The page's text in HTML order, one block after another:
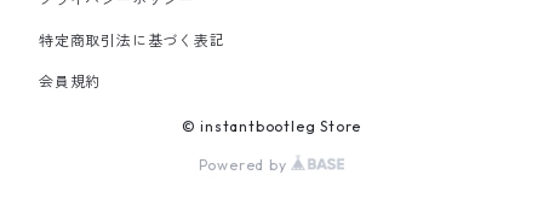
SMALL BAG
PINS& PINBACK
SOX
特定商取引法に基づく表記
会員規約
© instantbootleg Store
Powered by